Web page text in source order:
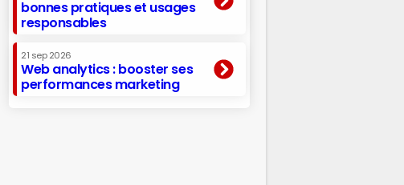
bonnes pratiques et usages
responsables
21 sep 2026
Web analytics : booster ses
performances marketing